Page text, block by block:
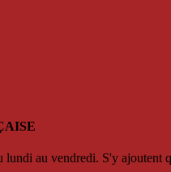
au vendredi. S'y ajoutent